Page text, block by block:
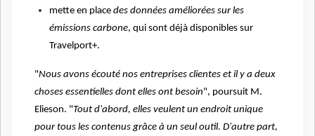
mette en place des données améliorées sur les
émissions carbone, qui sont déjà disponibles sur
Travelport+.
"Nous avons écouté nos entreprises clientes et il y a deux
choses essentielles dont elles ont besoin", poursuit M.
Elieson. "Tout d'abord, elles veulent un endroit unique
pour tous les contenus grâce à un seul outil. D'autre part,